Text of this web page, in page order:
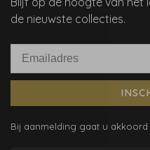
de nieuwste collecties.
Bij aanmelding gaat u